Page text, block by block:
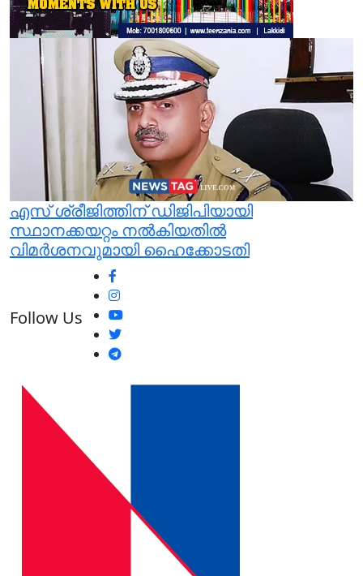
എസ് ശ്രീജിത്തിന് ഡിജിപിയായി
സ്ഥാനക്കയറ്റം നല്‍കിയതില്‍
വിമര്‍ശനവുമായി ഹൈക്കോടതി
Follow Us